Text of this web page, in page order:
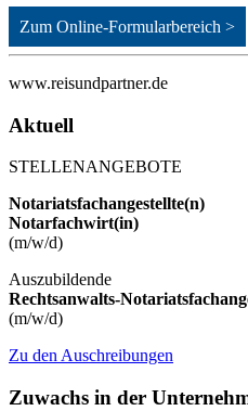
Zum Online-Formularbereich >
www.reisundpartner.de
Aktuell
STELLENANGEBOTE
Notariatsfachangestellte(n)
Notarfachwirt(in)
(m/w/d)
Auszubildende
Rechtsanwalts-
(m/w/d)
Zu den Auschreibungen
Zuwachs in der